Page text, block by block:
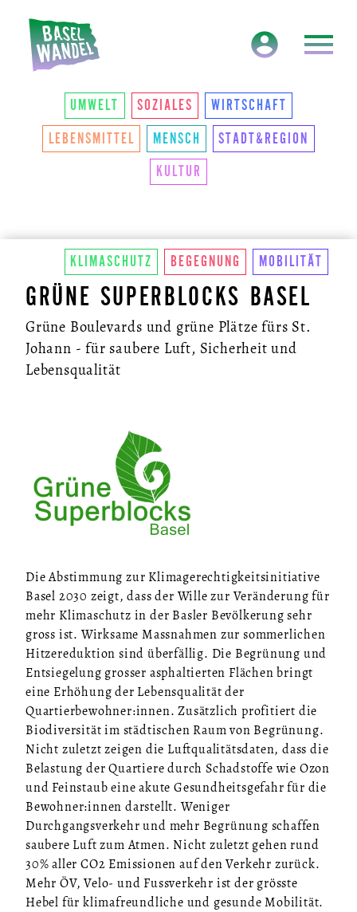
HAUPTNAVIGATION
THEMEN
UMWELT SOZIALES WIRTSCHAFT
LEBENSMITTEL MENSCH STADT&REGION
KULTUR
KLIMASCHUTZ BEGEGNUNG MOBILITÄT
GRÜNE SUPERBLOCKS BASEL
Grüne Boulevards und grüne Plätze fürs St.
Johann - für saubere Luft, Sicherheit und
Lebensqualität
Die Abstimmung zur Klimagerechtigkeitsinitiative
Basel 2030 zeigt, dass der Wille zur Veränderung für
mehr Klimaschutz in der Basler Bevölkerung sehr
gross ist. Wirksame Massnahmen zur sommerlichen
Hitzereduktion sind überfällig. Die Begrünung und
Entsiegelung grosser asphaltierten Flächen bringt
eine Erhöhung der Lebensqualität der
Quartierbewohner:innen. Zusätzlich profitiert die
Biodiversität im städtischen Raum von Begrünung.
Nicht zuletzt zeigen die Luftqualitätsdaten, dass die
Belastung der Quartiere durch Schadstoffe wie Ozon
und Feinstaub eine akute Gesundheitsgefahr für die
Bewohner:innen darstellt. Weniger
Durchgangsverkehr und mehr Begrünung schaffen
saubere Luft zum Atmen. Nicht zuletzt gehen rund
30% aller CO2 Emissionen auf den Verkehr zurück.
Mehr ÖV, Velo- und Fussverkehr ist der grösste
Hebel für klimafreundliche und gesunde Mobilität.